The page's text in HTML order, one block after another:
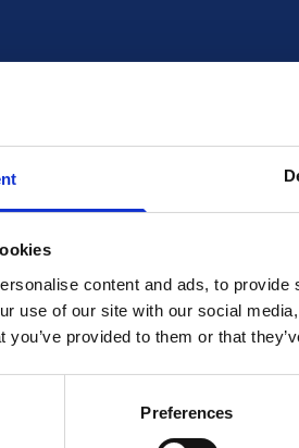
content and ads, to
use of our site with our social
you’ve provided to them or that
Preferences
o tom